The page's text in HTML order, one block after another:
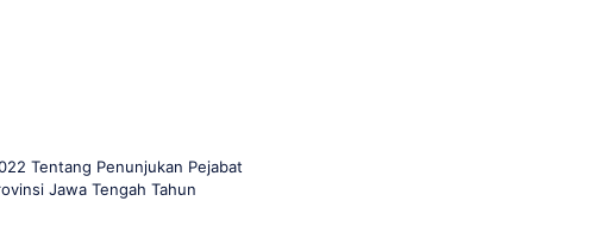
Tentang Penunjukan Pejabat
Jawa Tengah Tahun